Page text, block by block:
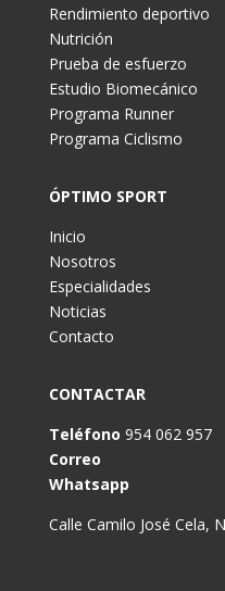
Rendimiento deportivo
Nutrición
Prueba de esfuerzo
Estudio Biomecánico
Programa Runner
Programa Ciclismo
ÓPTIMO SPORT
Inicio
Nosotros
Especialidades
Noticias
Contacto
CONTACTAR
Teléfono 954 062 957
Correo
Whatsapp
Calle Camilo José Cela,